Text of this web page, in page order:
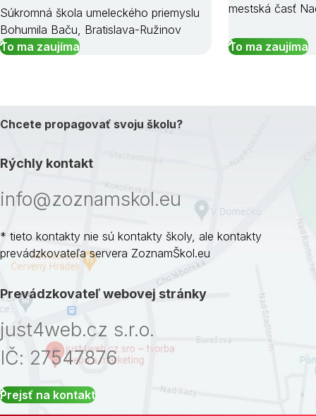
Súkromná škola umeleckého priemyslu
Bohumila Baču, Bratislava-Ružinov
To ma zaujíma
mestská časť
To ma zaujíma
Chcete propagovať svoju školu?
Rýchly kontakt
info@zoznamskol.eu
* tieto kontakty nie sú kontakty školy, ale kontakty
prevádzkovateľa servera ZoznamŠkol.eu
Prevádzkovateľ webovej stránky
just4web.cz s.r.o.
IČ: 27547876
Prejsť na kontakt